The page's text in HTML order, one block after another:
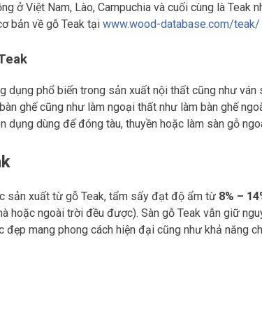
ở Việt Nam, Lào, Campuchia và cuối cùng là Teak
bản về gỗ Teak tại www.wood-database.com/teak/
dụng phổ biến trong sản xuất nội thất cũng như ván
ghế cũng như làm ngoại thất như làm bàn ghế
dụng dùng để đóng tàu, thuyền hoặc làm sàn gỗ
sản xuất từ gỗ Teak, tẩm sấy đạt độ ẩm từ 8% –
hoặc ngoài trời đều được). Sàn gỗ Teak vẫn giữ
đẹp mang phong cách hiện đại cũng như khả năng